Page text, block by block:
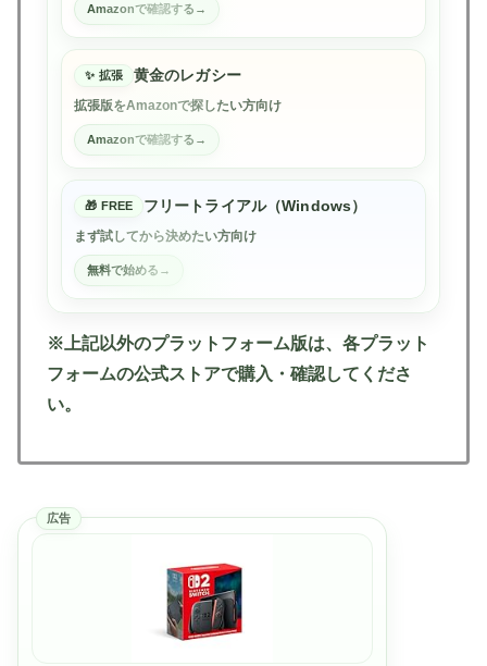
Amazonで確認する
拡張 黄金のレガシー
拡張版をAmazonで探したい方向け
Amazonで確認する
FREE フリートライアル（Windows）
まず試してから決めたい方向け
無料で始める
※上記以外のプラットフォーム版は、各プラット
フォームの公式ストアで購入・確認してくださ
い。
広告